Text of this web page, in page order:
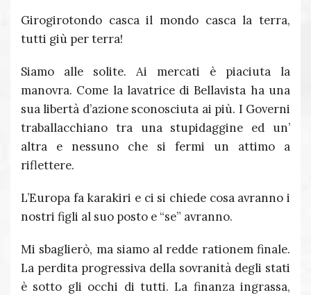
Girogirotondo casca il mondo casca la terra,
tutti giù per terra!
Siamo alle solite. Ai mercati è piaciuta la
manovra. Come la lavatrice di Bellavista ha una
sua libertà d’azione sconosciuta ai più. I Governi
traballacchiano tra una stupidaggine ed un’
altra e nessuno che si fermi un attimo a
riflettere.
L’Europa fa karakiri e ci si chiede cosa avranno i
nostri figli al suo posto e “se” avranno.
Mi sbaglierò, ma siamo al redde rationem finale.
La perdita progressiva della sovranità degli stati
è sotto gli occhi di tutti. La finanza ingrassa,